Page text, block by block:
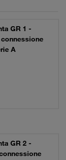
GR 1 -
A
GR 2 -